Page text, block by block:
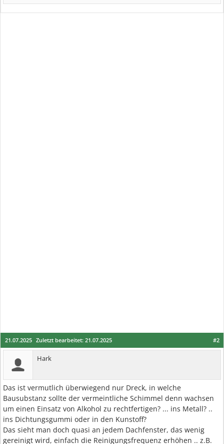
#2
21.07.2025 Zuletzt bearbeitet: 21.07.2025
Hark
Das ist vermutlich überwiegend nur Dreck, in welche
Bausubstanz sollte der vermeintliche Schimmel denn wachsen
um einen Einsatz von Alkohol zu rechtfertigen? ... ins Metall? ..
ins Dichtungsgummi oder in den Kunstoff?
Das sieht man doch quasi an jedem Dachfenster, das wenig
gereinigt wird, einfach die Reinigungsfrequenz erhöhen .. z.B.